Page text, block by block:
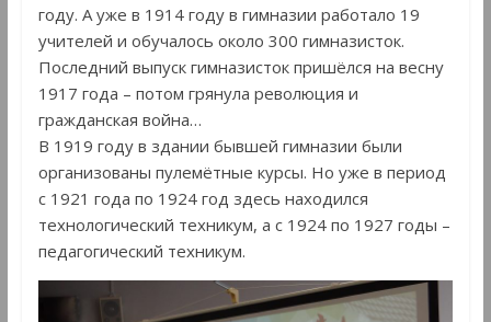
году. А уже в 1914 году в гимназии работало 19
учителей и обучалось около 300 гимназисток.
Последний выпуск гимназисток пришёлся на весну
1917 года – потом грянула революция и
гражданская война…
В 1919 году в здании бывшей гимназии были
организованы пулемётные курсы. Но уже в период
с 1921 года по 1924 год здесь находился
технологический техникум, а с 1924 по 1927 годы –
педагогический техникум.